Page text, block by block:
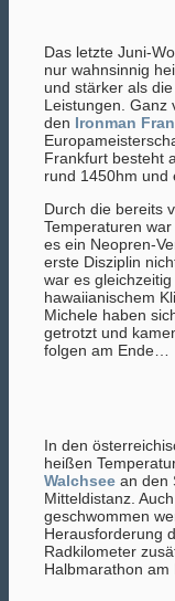
Das letzte Juni-
nur wahnsinnig
und stärker als
Leistungen. Ganz
den Ironman
Frankfurt besteht
rund 1450hm und
Durch die bereits
Temperaturen
es ein Neopren-
erste Disziplin
war es
hawaiianischem
Michele haben
getrotzt und
folgen am Ende…
In den
heißen
Walchsee an den
Mitteldistanz.
geschwommen
Herausforderung
Radkilometer
Halbmarathon am